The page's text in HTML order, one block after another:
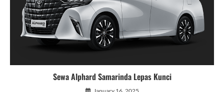
Sewa Alphard Samarinda Lepas Kunci